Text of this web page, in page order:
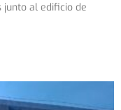
junto al edificio de